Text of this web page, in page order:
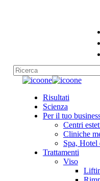
Chiudi
Menu
Risultati
Scienza
Per il tuo
Centri
Cliniche
Spa, Hotel
Trattamenti
Viso